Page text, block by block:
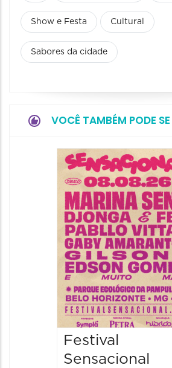
Show e Festa Cultural
Sabores da cidade
VOCÊ TAMBÉM PODE SE
Festival
Sensacional